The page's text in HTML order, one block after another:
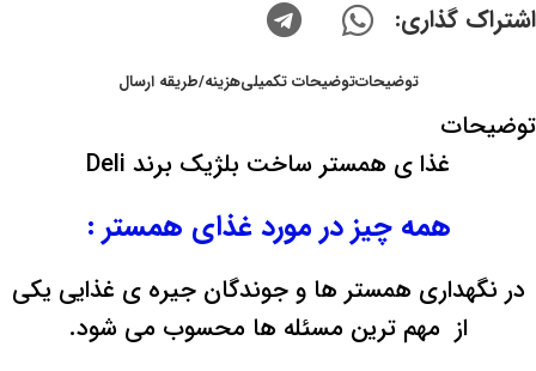
اشتراک گذاری:
توضیحاتتوضیحات تکمیلیهزینه/طریقه ارسال
توضیحات
غذا ی همستر ساخت بلژیک برند Deli
همه چیز در مورد غذای همستر :
در نگهداری همستر ها و جوندگان جیره ی غذایی یکی
از مهم ترین مسئله ها محسوب می شود.